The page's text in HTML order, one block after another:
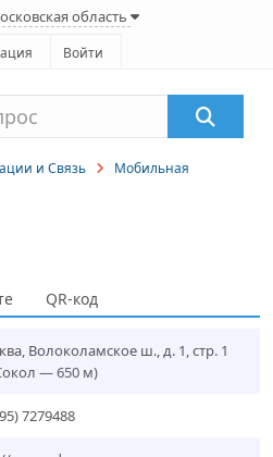
область
Войти
и Связь
Мобильная
QR-код
, Волоколамское ш., д. 1, стр. 1
— 650 м)
7279488